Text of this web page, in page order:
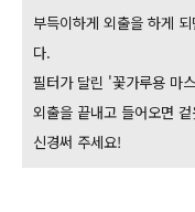
부득이하게 외출을 하게 되
다.
필터가 달린 '꽃가루용 마
외출을 끝내고 들어오면
신경써 주세요!